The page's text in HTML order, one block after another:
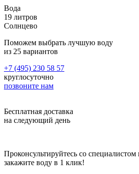
Вода
19 литров
Солнцево
Поможем выбрать лучшую воду
из 25 вариантов
+7 (495) 230 58 57
круглосуточно
позвоните нам
Бесплатная доставка
на следующий день
Проконсультируйтесь со специалистом
закажите воду в 1 клик!
корпуса в жидкость всё же происходит,
чем выше температура воздуха.
в бутылях 19 литров допустимо при
Скидка до 100% на установку
Ищите модели, участвующие в акции, и
Наши вакансии
Обязанности: